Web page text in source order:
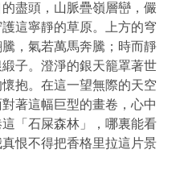
盡頭，山脈疊嶺層巒，儼
這寧靜的草原。上方的穹
，氣若萬馬奔騰；時而靜
子。澄淨的銀天籠罩著世
抱。在這一望無際的天空
著這幅巨型的畫卷，心中
「石屎森林」，哪裏能看
恨不得把香格里拉這片景